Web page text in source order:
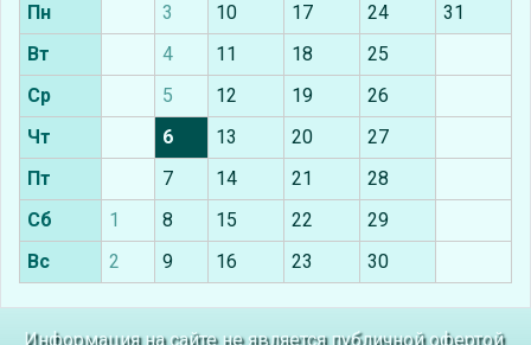
Пн 3 10 17 24
31
Вт
4 11 18
25
Ср
5 12 19
26
Чт
6 13 20
27
Пт
7 14 21
28
Сб
1 8 15 22
29
Вс
2 9 16 23 30
Информация на сайте не является публичной офертой.